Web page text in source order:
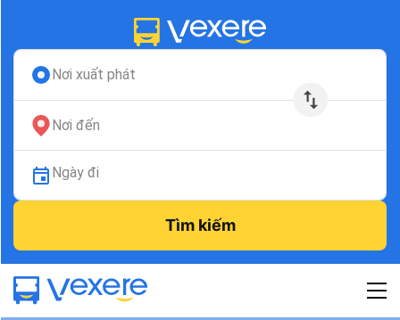
Nơi xuất phát
Nơi đến
Ngày đi
Tìm kiếm